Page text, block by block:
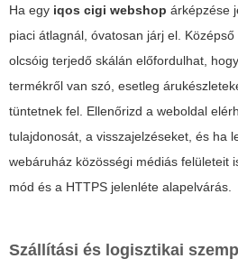
Ha egy iqos cigi webshop árképzése
piaci átlagnál, óvatosan járj el.
olcsóig terjedő skálán előfordulhat,
termékről van szó, esetleg
tüntetnek fel. Ellenőrizd a weboldal
tulajdonosát, a visszajelzéseket, és ha
webáruház közösségi médiás felületeit
mód és a HTTPS jelenléte alapelvárás.
Szállítási és logisztikai